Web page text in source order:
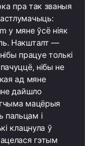
пра так званыя
у мяне ўсё ніяк
Накшталт —
працуе толькі
нібы не
ад мяне
дайшло
мацёрыя
пальцам і
клацнула ў
гэтым